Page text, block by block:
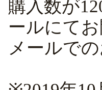
購入数が
ールにてお
メールでの